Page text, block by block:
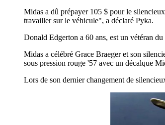
Midas a dû prépayer 105 $ pour le
travailler sur le véhicule", a déclaré Pyka.
Donald Edgerton a 60 ans, est un vétéran
Midas a célébré Grace Braeger et son
sous pression rouge '57 avec un décalque
Lors de son dernier changement de